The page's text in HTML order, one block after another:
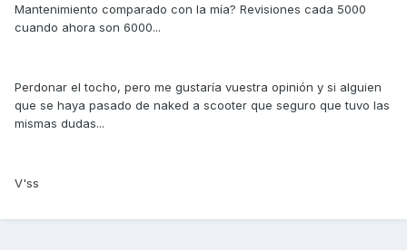
Mantenimiento comparado con la mía? Revisiones cada 5000
cuando ahora son 6000...
Perdonar el tocho, pero me gustaría vuestra opinión y si alguien
que se haya pasado de naked a scooter que seguro que tuvo las
mismas dudas...
V'ss